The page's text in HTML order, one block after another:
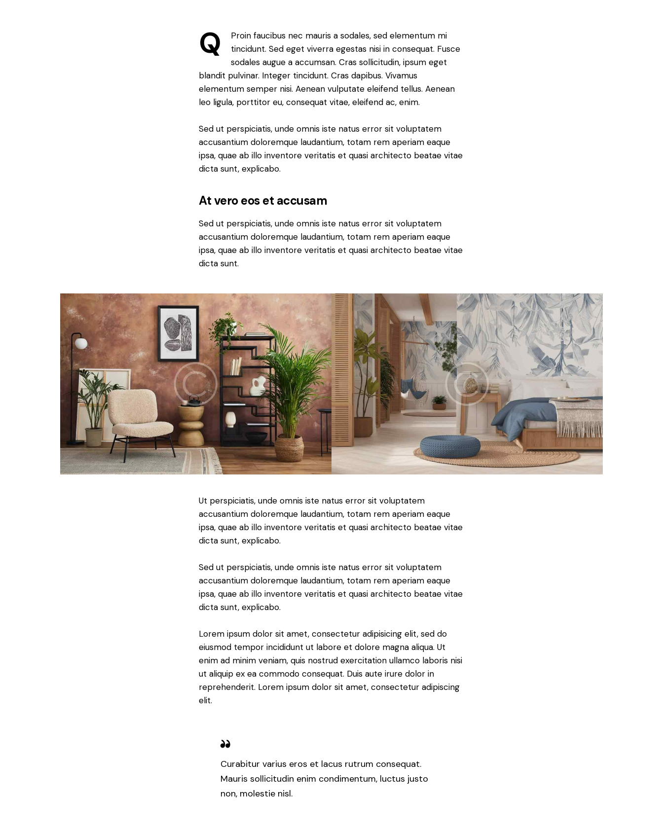
Q
Proin faucibus nec mauris a sodales, sed elementum mi
tincidunt. Sed eget viverra egestas nisi in consequat. Fusce
sodales augue a accumsan. Cras sollicitudin, ipsum eget
blandit pulvinar. Integer tincidunt. Cras dapibus. Vivamus
elementum semper nisi. Aenean vulputate eleifend tellus. Aenean
leo ligula, porttitor eu, consequat vitae, eleifend ac, enim.
Sed ut perspiciatis, unde omnis iste natus error sit voluptatem
accusantium doloremque laudantium, totam rem aperiam eaque
ipsa, quae ab illo inventore veritatis et quasi architecto beatae vitae
dicta sunt, explicabo.
At vero eos et accusam
Sed ut perspiciatis, unde omnis iste natus error sit voluptatem
accusantium doloremque laudantium, totam rem aperiam eaque
ipsa, quae ab illo inventore veritatis et quasi architecto beatae vitae
dicta sunt.
Ut perspiciatis, unde omnis iste natus error sit voluptatem
accusantium doloremque laudantium, totam rem aperiam eaque
ipsa, quae ab illo inventore veritatis et quasi architecto beatae vitae
dicta sunt, explicabo.
Sed ut perspiciatis, unde omnis iste natus error sit voluptatem
accusantium doloremque laudantium, totam rem aperiam eaque
ipsa, quae ab illo inventore veritatis et quasi architecto beatae vitae
dicta sunt, explicabo.
Lorem ipsum dolor sit amet, consectetur adipisicing elit, sed do
eiusmod tempor incididunt ut labore et dolore magna aliqua. Ut
enim ad minim veniam, quis nostrud exercitation ullamco laboris nisi
ut aliquip ex ea commodo consequat. Duis aute irure dolor in
reprehenderit. Lorem ipsum dolor sit amet, consectetur adipiscing
elit.
Curabitur varius eros et lacus rutrum consequat.
Mauris sollicitudin enim condimentum, luctus justo
non, molestie nisl.